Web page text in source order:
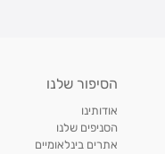
הסיפור שלנו
אודותינו
הסניפים שלנו
אתרים בינלאומיים